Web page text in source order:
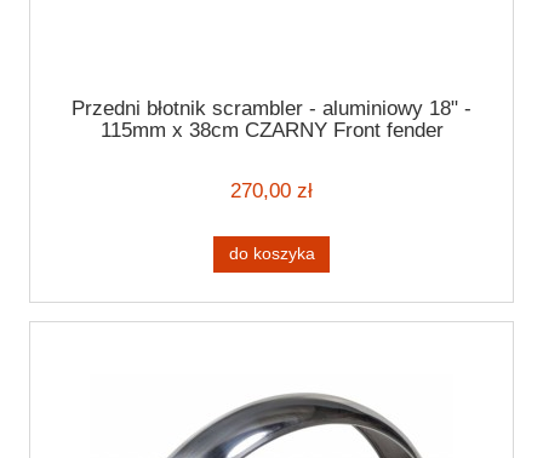
Przedni błotnik scrambler - aluminiowy 18" -
115mm x 38cm CZARNY Front fender
270,00 zł
do koszyka